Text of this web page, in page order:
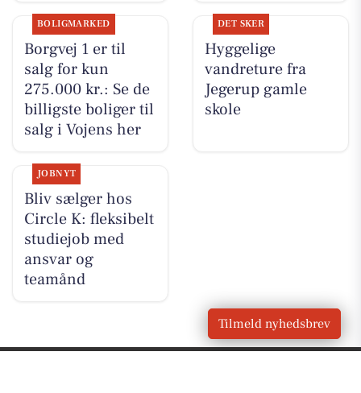
BOLIGMARKED
Borgvej 1 er til
salg for kun
275.000 kr.: Se de
billigste boliger til
salg i Vojens her
DET SKER
Hyggelige
vandreture fra
Jegerup gamle
skole
JOBNYT
Bliv sælger hos
Circle K: fleksibelt
studiejob med
ansvar og
teamånd
Tilmeld nyhedsbrev